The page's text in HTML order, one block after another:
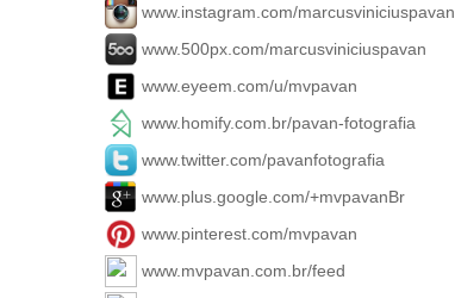
www.instagram.com/marcusviniciuspavan
www.500px.com/marcusviniciuspavan
www.eyeem.com/u/mvpavan
www.homify.com.br/pavan-fotografia
www.twitter.com/pavanfotografia
www.plus.google.com/+mvpavanBr
www.pinterest.com/mvpavan
www.mvpavan.com.br/feed